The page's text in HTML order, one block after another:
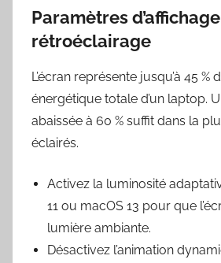
Paramètres
rétroéclairage
L’écran représente jusqu’à 45 %
énergétique totale d’un laptop.
abaissée à 60 % suffit dans la
éclairés.
Activez la luminosité
11 ou macOS 13 pour que
lumière ambiante.
Désactivez l’animation